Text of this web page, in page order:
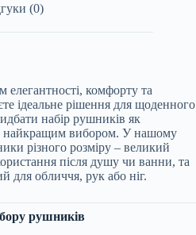
(0)
комфорту та
ідеальне рішення для щоденного
набір рушників як
найкращим вибором. У нашому
різного розміру – великий
після душу чи ванни, та
для обличчя, рук або ніг.
рушників